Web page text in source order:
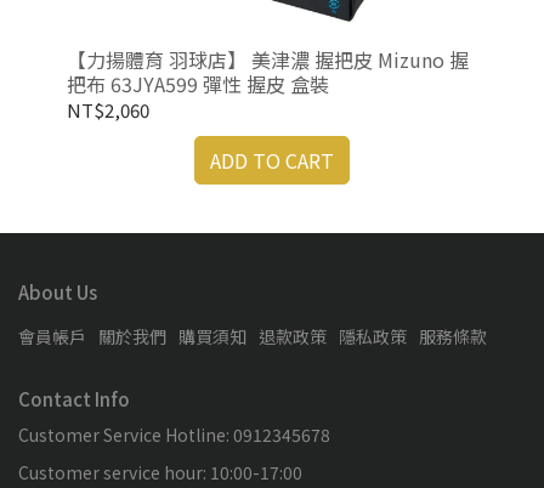
【力揚體育 羽球店】 美津濃 握把皮 Mizuno 握
把布 63JYA599 彈性 握皮 盒裝
NT$2,060
ADD TO CART
About Us
會員帳戶 關於我們 購買須知 退款政策 隱私政策 服務條款
Contact Info
Customer Service Hotline: 0912345678
Customer service hour: 10:00-17:00